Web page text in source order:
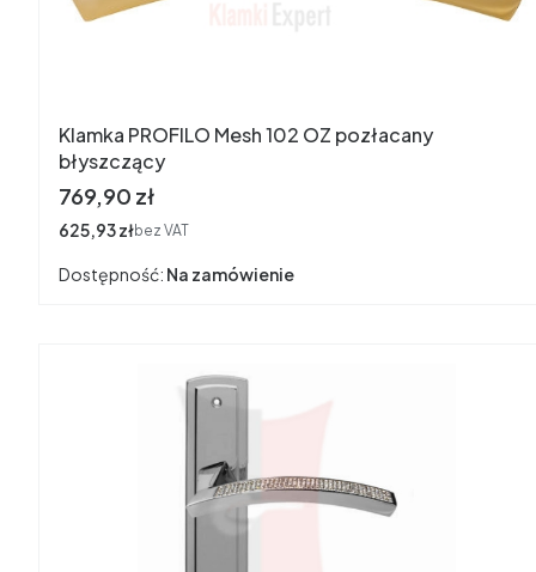
Klamka PROFILO Mesh 102 OZ pozłacany
błyszczący
Cena
769,90 zł
Cena
625,93 złbez VAT
Dostępność: Na zamówienie